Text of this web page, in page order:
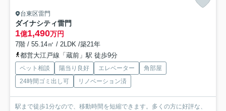
台東区雷門
ダイナシティ雷門
1億1,490万円
7階 / 55.14㎡ / 2LDK /築21年
都営大江戸線「蔵前」駅 徒歩9分
ペット相談 陽当り良好 エレベーター
角部屋
24時間ゴミ出し可
リノベーション済
駅まで徒歩1分なので、移動時間を短縮できます。多くの方に好評な、